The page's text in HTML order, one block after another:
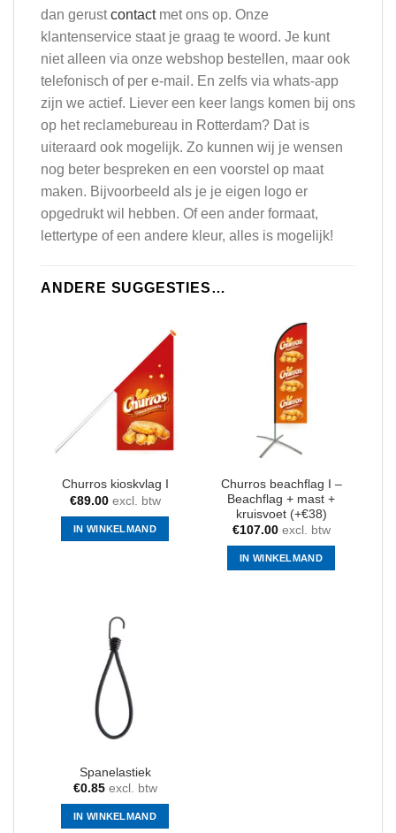
dan gerustcontactmet ons op. Onze
klantenservice staat je graag te woord. Je kunt
niet alleen via onze webshop bestellen, maar ook
telefonisch of per e-mail. En zelfs via whats-app
zijn we actief. Liever een keer langs komen bij ons
op het reclamebureau in Rotterdam? Dat is
uiteraard ook mogelijk. Zo kunnen wij je wensen
nog beter bespreken en een voorstel op maat
maken. Bijvoorbeeld als je je eigen logo er
opgedrukt wil hebben. Of een ander formaat,
lettertype of een andere kleur, alles is mogelijk!
ANDERE SUGGESTIES…
Churros kioskvlag I
€89.00excl. btw
IN WINKELMAND
Churros beachflag I –
Beachflag + mast +
kruisvoet (+€38)
€107.00excl. btw
IN WINKELMAND
Spanelastiek
€0.85excl. btw
IN WINKELMAND